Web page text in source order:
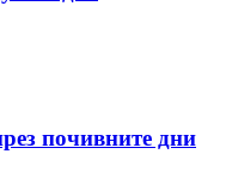
почивните дни